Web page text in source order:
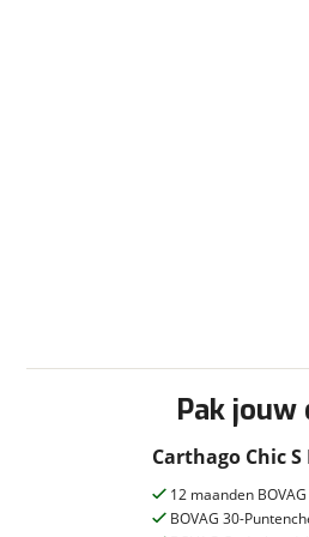
Sanitair
Afvalwatertank (vast)
Buitendouche
Schoonwatertank (vast)
Pak jouw
Carthago Chic S
12 maanden
BOVAG 30-